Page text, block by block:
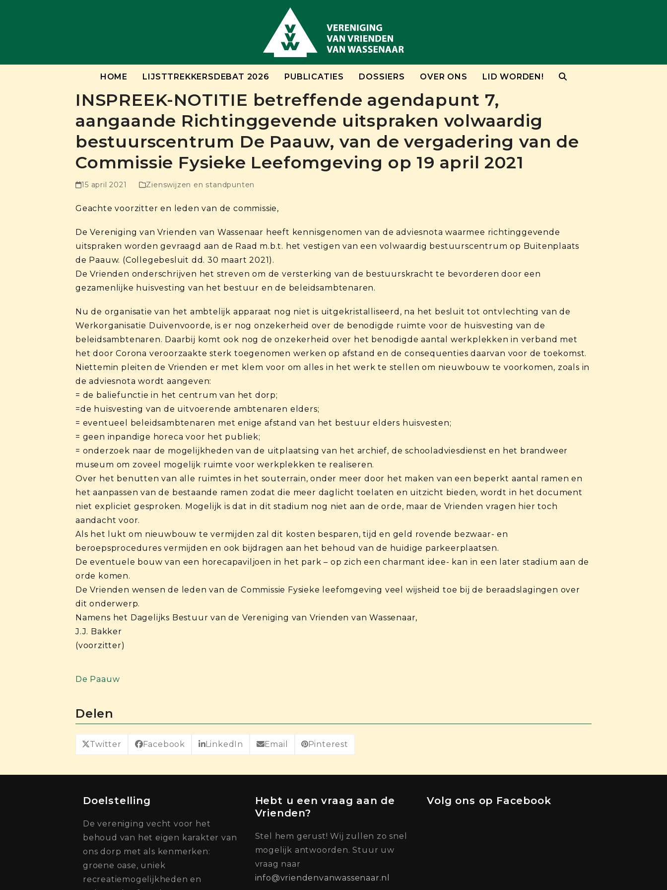
HOME LIJSTTREKKERSDEBAT 2026 PUBLICATIES DOSSIERS OVER ONS LID WORDEN!
INSPREEK-NOTITIE betreffende agendapunt 7,
aangaande Richtinggevende uitspraken volwaardig
bestuurscentrum De Paauw, van de vergadering van de
Commissie Fysieke Leefomgeving op 19 april 2021
15 april 2021 Zienswijzen en standpunten
Geachte voorzitter en leden van de commissie,
De Vereniging van Vrienden van Wassenaar heeft kennisgenomen van de adviesnota waarmee richtinggevende
uitspraken worden gevraagd aan de Raad m.b.t. het vestigen van een volwaardig bestuurscentrum op Buitenplaats
de Paauw. (Collegebesluit dd. 30 maart 2021).
De Vrienden onderschrijven het streven om de versterking van de bestuurskracht te bevorderen door een
gezamenlijke huisvesting van het bestuur en de beleidsambtenaren.
Nu de organisatie van het ambtelijk apparaat nog niet is uitgekristalliseerd, na het besluit tot ontvlechting van de
Werkorganisatie Duivenvoorde, is er nog onzekerheid over de benodigde ruimte voor de huisvesting van de
beleidsambtenaren. Daarbij komt ook nog de onzekerheid over het benodigde aantal werkplekken in verband met
het door Corona veroorzaakte sterk toegenomen werken op afstand en de consequenties daarvan voor de toekomst.
Niettemin pleiten de Vrienden er met klem voor om alles in het werk te stellen om nieuwbouw te voorkomen, zoals in
de adviesnota wordt aangeven:
= de baliefunctie in het centrum van het dorp;
=de huisvesting van de uitvoerende ambtenaren elders;
= eventueel beleidsambtenaren met enige afstand van het bestuur elders huisvesten;
= geen inpandige horeca voor het publiek;
= onderzoek naar de mogelijkheden van de uitplaatsing van het archief, de schooladviesdienst en het brandweer
museum om zoveel mogelijk ruimte voor werkplekken te realiseren.
Over het benutten van alle ruimtes in het souterrain, onder meer door het maken van een beperkt aantal ramen en
het aanpassen van de bestaande ramen zodat die meer daglicht toelaten en uitzicht bieden, wordt in het document
niet expliciet gesproken. Mogelijk is dat in dit stadium nog niet aan de orde, maar de Vrienden vragen hier toch
aandacht voor.
Als het lukt om nieuwbouw te vermijden zal dit kosten besparen, tijd en geld rovende bezwaar- en
beroepsprocedures vermijden en ook bijdragen aan het behoud van de huidige parkeerplaatsen.
De eventuele bouw van een horecapaviljoen in het park – op zich een charmant idee- kan in een later stadium aan de
orde komen.
De Vrienden wensen de leden van de Commissie Fysieke leefomgeving veel wijsheid toe bij de beraadslagingen over
dit onderwerp.
Namens het Dagelijks Bestuur van de Vereniging van Vrienden van Wassenaar,
J.J. Bakker
(voorzitter)
De Paauw
Delen
Twitter Facebook LinkedIn Email Pinterest
Doelstelling
De vereniging vecht voor het
behoud van het eigen karakter van
ons dorp met als kenmerken:
groene oase, uniek
recreatiemogelijkheden en
Hebt u een vraag aan de
Vrienden?
Stel hem gerust! Wij zullen zo snel
mogelijk antwoorden. Stuur uw
vraag naar
info@vriendenvanwassenaar.nl
Volg ons op Facebook